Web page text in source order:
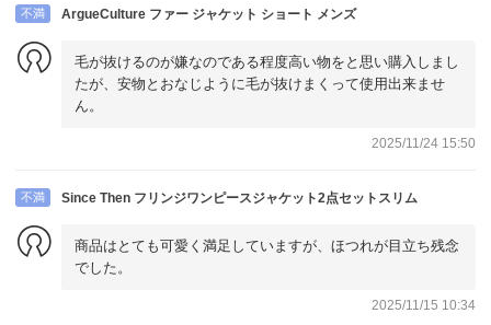
不満 ArgueCulture ファー ジャケット ショート メンズ
毛が抜けるのが嫌なのである程度高い物をと思い購入しまし
たが、安物とおなじように毛が抜けまくって使用出来ませ
ん。
2025/11/24 15:50
不満 Since Then フリンジワンピースジャケット2点セットスリム
商品はとても可愛く満足していますが、ほつれが目立ち残念
でした。
2025/11/15 10:34